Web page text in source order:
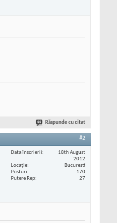
Răspunde cu citat
#2
Data înscrierii
18th August
2012
Locaţie
Bucuresti
Posturi
170
Putere Rep
27